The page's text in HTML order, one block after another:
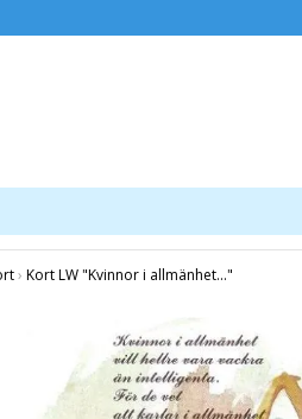
› Kort LW "Kvinnor i allmänhet..."